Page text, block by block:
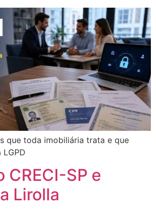
que toda imobiliária trata e que
CRECI-SP e
Lirolla